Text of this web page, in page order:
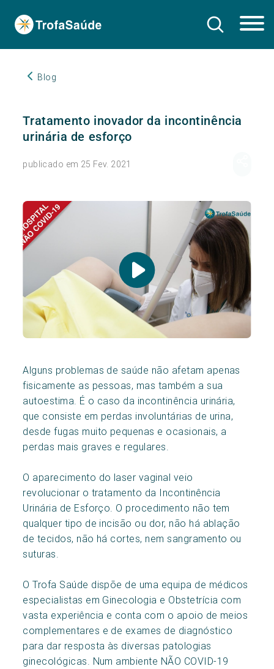
Blog
Tratamento inovador da incontinência
urinária de esforço
publicado em 25 Fev. 2021
Alguns problemas de saúde não afetam apenas
fisicamente as pessoas, mas também a sua
autoestima. É o caso da incontinência urinária,
que consiste em perdas involuntárias de urina,
desde fugas muito pequenas e ocasionais, a
perdas mais graves e regulares.
O aparecimento do laser vaginal veio
revolucionar o tratamento da Incontinência
Urinária de Esforço. O procedimento não tem
qualquer tipo de incisão ou dor, não há ablação
de tecidos, não há cortes, nem sangramento ou
suturas.
O Trofa Saúde dispõe de uma equipa de médicos
especialistas em Ginecologia e Obstetrícia com
vasta experiência e conta com o apoio de meios
complementares e de exames de diagnóstico
para dar resposta às diversas patologias
ginecológicas. Num ambiente NÃO COVID-19